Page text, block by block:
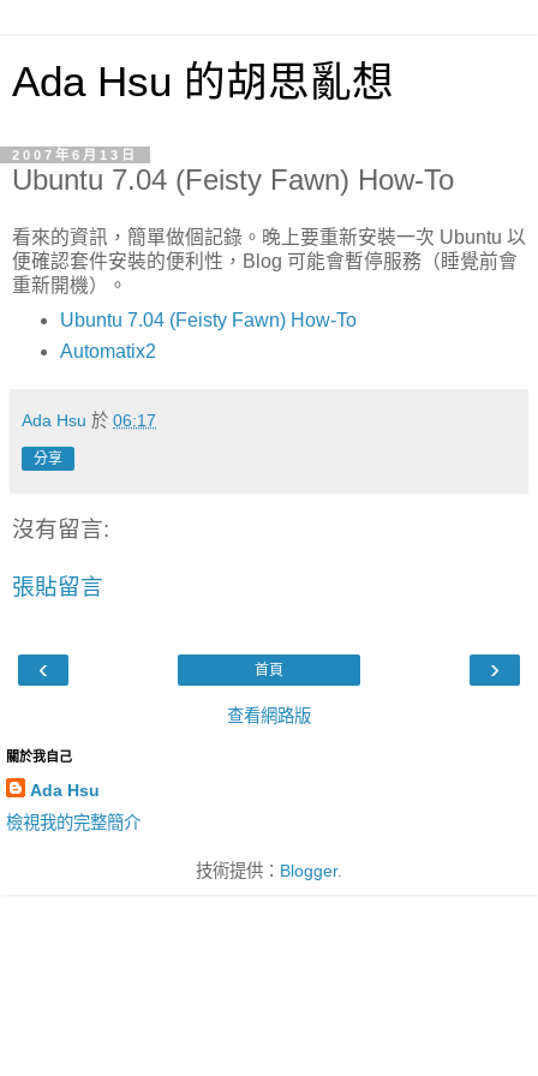
Ada Hsu 的胡思亂想
2007年6月13日
Ubuntu 7.04 (Feisty Fawn) How-To
看來的資訊，簡單做個記錄。晚上要重新安裝一次 Ubuntu 以
便確認套件安裝的便利性，Blog 可能會暫停服務（睡覺前會
重新開機）。
Ubuntu 7.04 (Feisty Fawn) How-To
Automatix2
Ada Hsu 於 06:17
分享
沒有留言:
張貼留言
‹ ›
首頁
查看網路版
關於我自己
Ada Hsu
檢視我的完整簡介
技術提供： Blogger.